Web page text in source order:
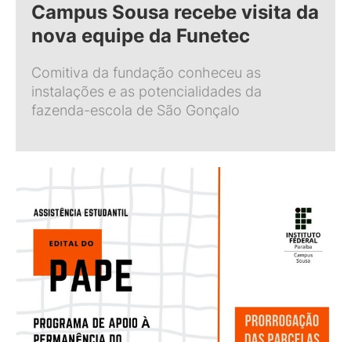
Campus Sousa recebe visita da
nova equipe da Funetec
Comitiva da fundação conheceu as
instalações e as potencialidades da
fazenda-escola de São Gonçalo